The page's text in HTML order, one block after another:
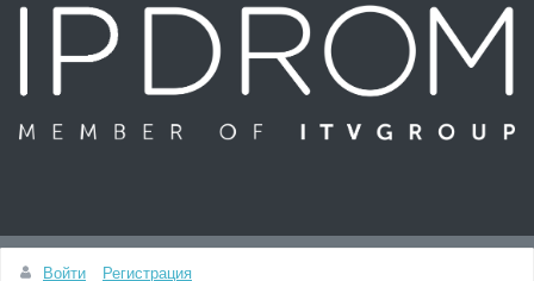
Наверх
Войти Регистрация